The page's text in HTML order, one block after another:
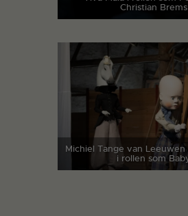
Christian Brems
Michiel Tange van Leeuwen
i rollen som